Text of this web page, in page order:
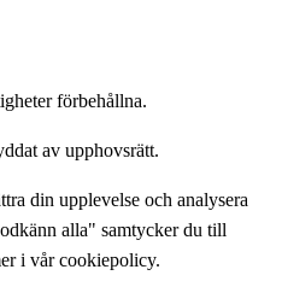
förbehållna.
av upphovsrätt.
din upplevelse och analysera
alla" samtycker du till
i vårcookiepolicy.